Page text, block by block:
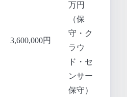
3,600,000円
万円
（保
守・ク
ラウ
ド・セ
ンサー
保守）